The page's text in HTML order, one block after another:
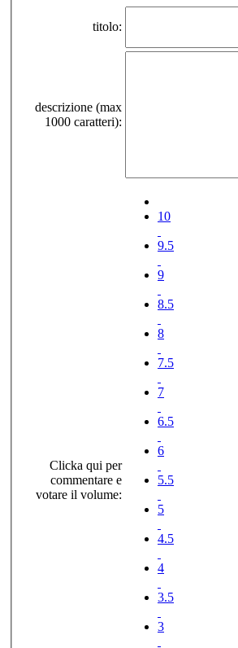
titolo:
descrizione (max
1000 caratteri):
Clicka qui per
commentare e
votare il volume:
10
9.5
9
8.5
8
7.5
7
6.5
6
5.5
5
4.5
4
3.5
3